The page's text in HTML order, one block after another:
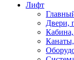
Лифт
Двери,